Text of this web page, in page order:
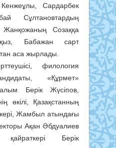
Сардарбек
Сұлтановтардың
Созаққа
Бабажан сарт
аса жырлады.
филология
«Құрмет»
Берік Жүсіпов,
өкілі, Қазақстанның
Жамбыл атындағы
Ақан Әбдуалиев
Берік